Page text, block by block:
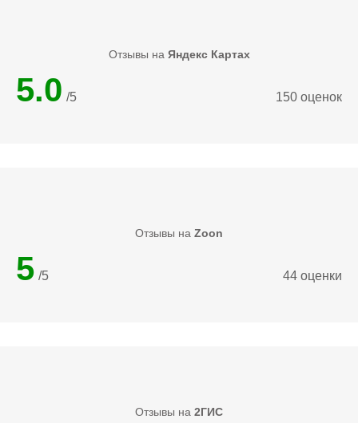
Отзывы на Яндекс Картах
5.0 /5 150 оценок
Отзывы на Zoon
5 /5 44 оценки
Отзывы на 2ГИС